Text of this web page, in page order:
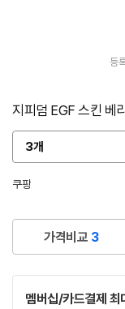
등
지피덤 EGF 스킨 베
3개
옵
션
선
쿠팡
가격비교 3
멤버십/카드결제 최